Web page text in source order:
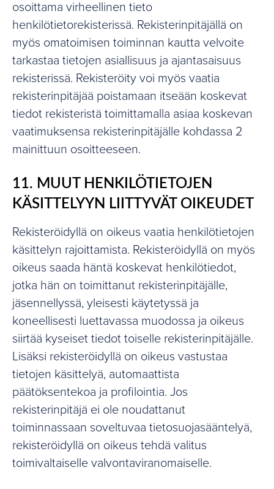
osoittama virheellinen tieto
henkilötietorekisterissä. Rekisterinpitäjällä on
myös omatoimisen toiminnan kautta velvoite
tarkastaa tietojen asiallisuus ja ajantasaisuus
rekisterissä. Rekisteröity voi myös vaatia
rekisterinpitäjää poistamaan itseään koskevat
tiedot rekisteristä toimittamalla asiaa koskevan
vaatimuksensa rekisterinpitäjälle kohdassa 2
mainittuun osoitteeseen.
11. MUUT HENKILÖTIETOJEN
KÄSITTELYYN LIITTYVÄT OIKEUDET
Rekisteröidyllä on oikeus vaatia henkilötietojen
käsittelyn rajoittamista. Rekisteröidyllä on myös
oikeus saada häntä koskevat henkilötiedot,
jotka hän on toimittanut rekisterinpitäjälle,
jäsennellyssä, yleisesti käytetyssä ja
koneellisesti luettavassa muodossa ja oikeus
siirtää kyseiset tiedot toiselle rekisterinpitäjälle.
Lisäksi rekisteröidyllä on oikeus vastustaa
tietojen käsittelyä, automaattista
päätöksentekoa ja profilointia. Jos
rekisterinpitäjä ei ole noudattanut
toiminnassaan soveltuvaa tietosuojasääntelyä,
rekisteröidyllä on oikeus tehdä valitus
toimivaltaiselle valvontaviranomaiselle.